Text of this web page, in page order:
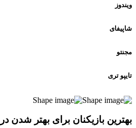
ویندوز
شاپیفای
مجنتو
تایپو تری
بهترین بازیکنان برای بهتر شدن در